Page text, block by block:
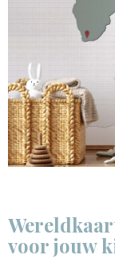
voor jouw